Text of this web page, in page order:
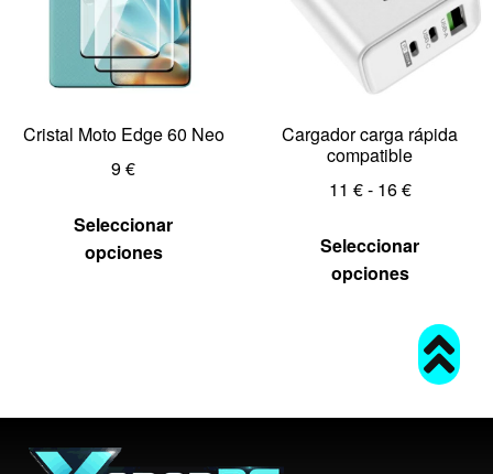
Cristal Moto Edge 60 Neo
9€
Seleccionar
opciones
Cargador carga rápida
compatible
11 €- 16€
Seleccionar
opciones